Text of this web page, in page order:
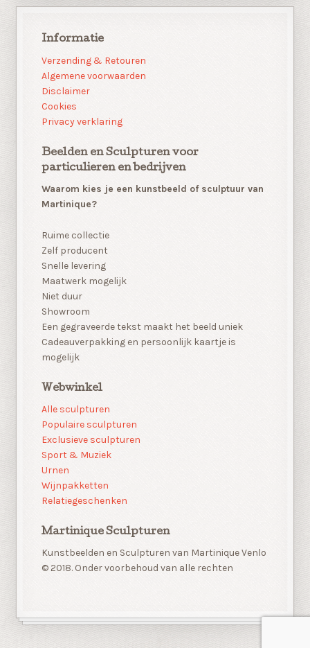
Informatie
Verzending & Retouren
Algemene voorwaarden
Disclaimer
Cookies
Privacy verklaring
Beelden en Sculpturen voor
particulieren en bedrijven
Waarom kies je een kunstbeeld of sculptuur van
Martinique?
Ruime collectie
Zelf producent
Snelle levering
Maatwerk mogelijk
Niet duur
Showroom
Een gegraveerde tekst maakt het beeld uniek
Cadeauverpakking en persoonlijk kaartje is
mogelijk
Webwinkel
Alle sculpturen
Populaire sculpturen
Exclusieve sculpturen
Sport & Muziek
Urnen
Wijnpakketten
Relatiegeschenken
Martinique Sculpturen
Kunstbeelden en Sculpturen van Martinique Venlo
© 2018. Onder voorbehoud van alle rechten